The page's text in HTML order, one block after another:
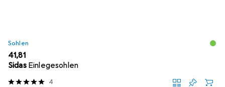
Sohlen
EUR
41,81
Sidas Einlegesohlen
4